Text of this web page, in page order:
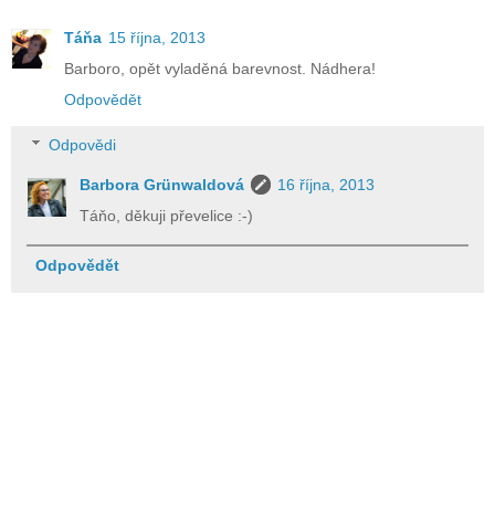
Táňa 15 října, 2013
Barboro, opět vyladěná barevnost. Nádhera!
Odpovědět
Odpovědi
Barbora Grünwaldová
16 října, 2013
Táňo, děkuji převelice :-)
Odpovědět